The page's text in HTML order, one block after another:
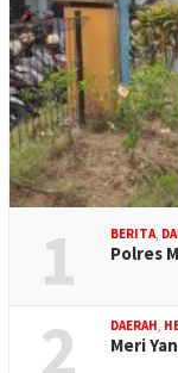
1 BERITA,
Polres
2 DAERAH,
Meri